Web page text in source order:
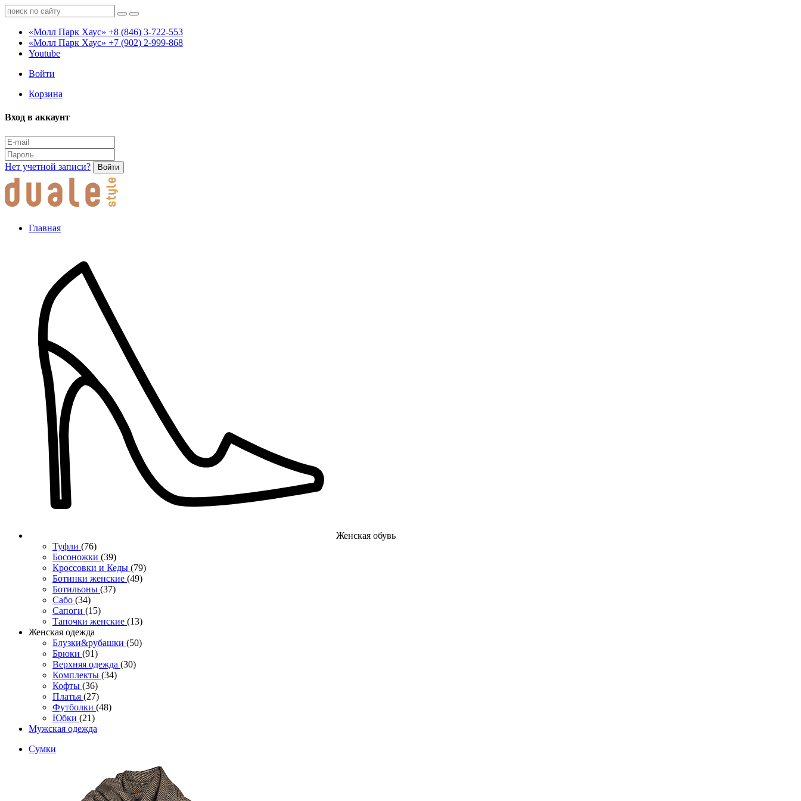
«Молл Парк Хаус» +8 (846) 3-722-553
«Молл Парк Хаус» +7 (902) 2-999-868
Youtube
Войти
Корзина
Вход в аккаунт
Нет учетной записи? Войти
Главная
Женcкая обувь
Туфли (76)
Босоножки (39)
Кроссовки и Кеды (79)
Ботинки женские (49)
Ботильоны (37)
Сабо (34)
Сапоги (15)
Тапочки женские (13)
Женская одежда
Блузки&рубашки (50)
Брюки (91)
Верхняя одежда (30)
Комплекты (34)
Кофты (36)
Платья (27)
Футболки (48)
Юбки (21)
Мужская одежда
Сумки